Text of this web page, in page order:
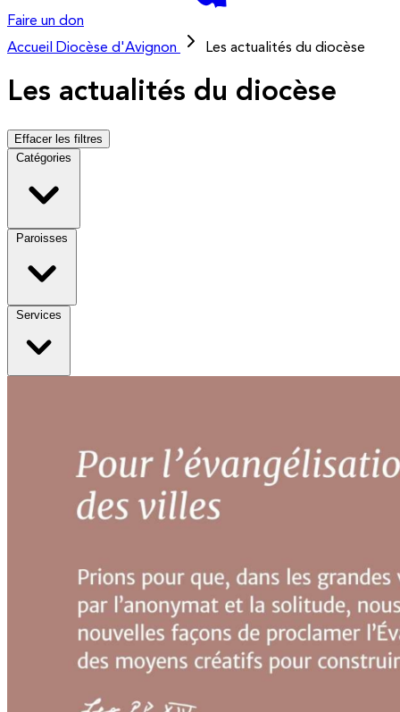
Faire un don
Accueil
Diocèse d'Avignon Les actualités du diocèse
Les actualités du diocèse
Effacer les filtres
Catégories
Paroisses
Services